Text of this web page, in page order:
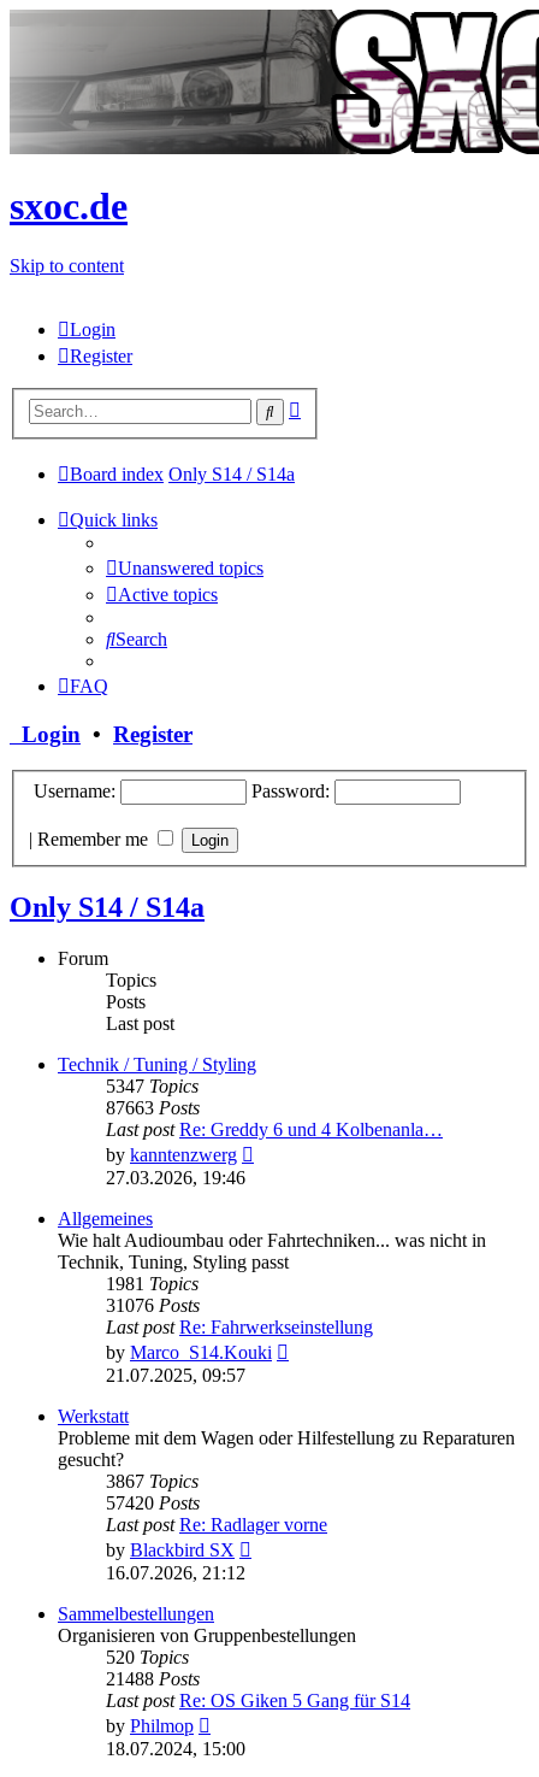
sxoc.de
Skip to content
Login
Register
Search
Board index Only S14 / S14a
Quick links
Unanswered topics
Active topics
Search
FAQ
Login • Register
Username: Password:
| Remember me
Only S14 / S14a
Forum
Topics
Posts
Last post
Technik / Tuning / Styling
5347 Topics
87663 Posts
Last post Re: Greddy 6 und 4 Kolbenanla…
by kanntenzwerg
27.03.2026, 19:46
Allgemeines
Wie halt Audioumbau oder Fahrtechniken... was nicht in
Technik, Tuning, Styling passt
1981 Topics
31076 Posts
Last post Re: Fahrwerkseinstellung
by Marco_S14.Kouki
21.07.2025, 09:57
Werkstatt
Probleme mit dem Wagen oder Hilfestellung zu Reparaturen
gesucht?
3867 Topics
57420 Posts
Last post Re: Radlager vorne
by Blackbird SX
16.07.2026, 21:12
Sammelbestellungen
Organisieren von Gruppenbestellungen
520 Topics
21488 Posts
Last post Re: OS Giken 5 Gang für S14
by Philmop
the
18.07.2024, 15:00